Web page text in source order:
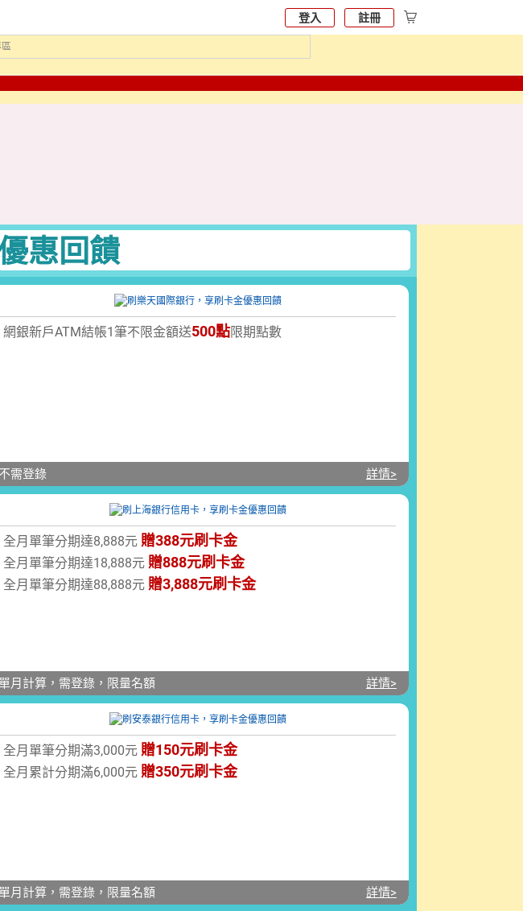
登入 註冊
惠回饋
網銀新戶ATM結帳1筆不限金額送500點限期點數
不需登錄 詳情>
全月單筆分期達8,888元 贈388元刷卡金
全月單筆分期達18,888元 贈888元刷卡金
全月單筆分期達88,888元 贈3,888元刷卡金
單月計算，需登錄，限量名額 詳情>
全月單筆分期滿3,000元 贈150元刷卡金
全月累計分期滿6,000元 贈350元刷卡金
單月計算，需登錄，限量名額 詳情>